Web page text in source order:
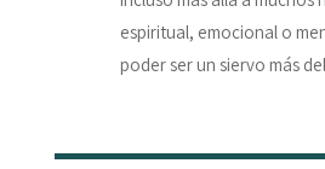
espiritual, emocional o
poder ser un siervo más